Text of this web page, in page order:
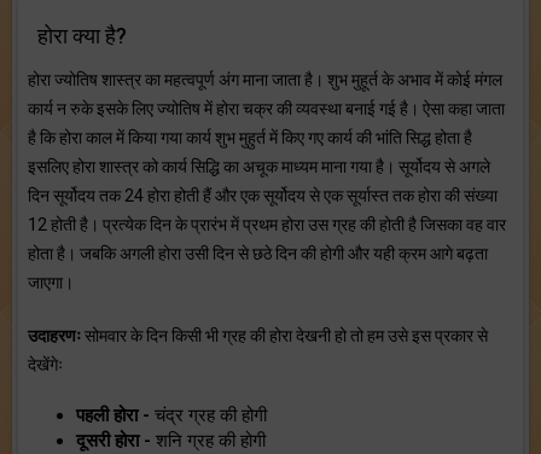
होरा क्या है?
होरा ज्योतिष शास्त्र का महत्वपूर्ण अंग माना जाता है। शुभ मुहूर्त के अभाव में कोई मंगल
कार्य न रुके इसके लिए ज्योतिष में होरा चक्र की व्यवस्था बनाई गई है। ऐसा कहा जाता
है कि होरा काल में किया गया कार्य शुभ मुहुर्त में किए गए कार्य की भांति सिद्ध होता है
इसलिए होरा शास्त्र को कार्य सिद्धि का अचूक माध्यम माना गया है। सूर्योदय से अगले
दिन सूर्योदय तक 24 होरा होती हैं और एक सूर्योदय से एक सूर्यास्त तक होरा की संख्या
12 होती है। प्रत्येक दिन के प्रारंभ में प्रथम होरा उस ग्रह की होती है जिसका वह वार
होता है। जबकि अगली होरा उसी दिन से छठे दिन की होगी और यही क्रम आगे बढ़ता
जाएगा।
उदाहरणःसोमवार के दिन किसी भी ग्रह की होरा देखनी हो तो हम उसे इस प्रकार से
देखेंगेः
पहली होरा - चंद्र ग्रह की होगी
दूसरी होरा - शनि ग्रह की होगी